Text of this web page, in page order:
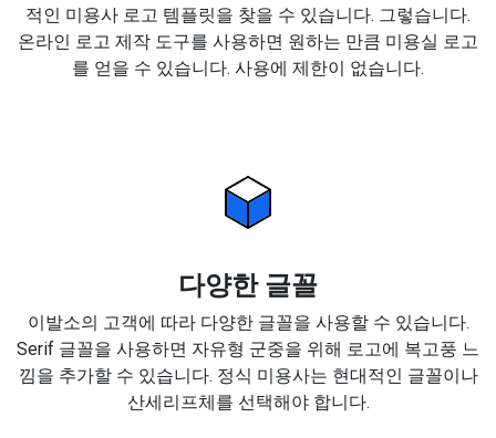
적인 미용사 로고 템플릿을 찾을 수 있습니다. 그렇습니다.
온라인 로고 제작 도구를 사용하면 원하는 만큼 미용실 로고
를 얻을 수 있습니다. 사용에 제한이 없습니다.
다양한 글꼴
이발소의 고객에 따라 다양한 글꼴을 사용할 수 있습니다.
Serif 글꼴을 사용하면 자유형 군중을 위해 로고에 복고풍 느
낌을 추가할 수 있습니다. 정식 미용사는 현대적인 글꼴이나
산세리프체를 선택해야 합니다.